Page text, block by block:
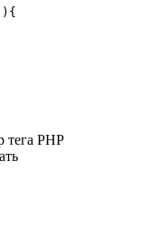
тега PHP